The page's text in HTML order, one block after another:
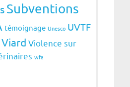
Subventions
témoignage Unesco UVTF
Viard Violence sur
wfa